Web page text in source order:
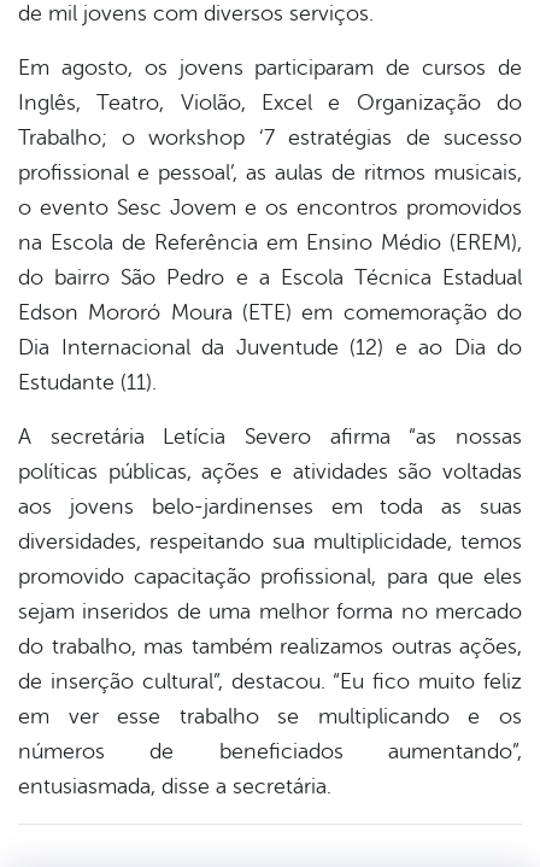
de mil jovens com diversos serviços.
Em agosto, os jovens participaram de cursos de
Inglês, Teatro, Violão, Excel e Organização do
Trabalho; o workshop ‘7 estratégias de sucesso
profissional e pessoal’, as aulas de ritmos musicais,
o evento Sesc Jovem e os encontros promovidos
na Escola de Referência em Ensino Médio (EREM),
do bairro São Pedro e a Escola Técnica Estadual
Edson Mororó Moura (ETE) em comemoração do
Dia Internacional da Juventude (12) e ao Dia do
Estudante (11).
A secretária Letícia Severo afirma “as nossas
políticas públicas, ações e atividades são voltadas
aos jovens belo-jardinenses em toda as suas
diversidades, respeitando sua multiplicidade, temos
promovido capacitação profissional, para que eles
sejam inseridos de uma melhor forma no mercado
do trabalho, mas também realizamos outras ações,
de inserção cultural”, destacou. “Eu fico muito feliz
em ver esse trabalho se multiplicando e os
números de beneficiados aumentando”,
entusiasmada, disse a secretária.